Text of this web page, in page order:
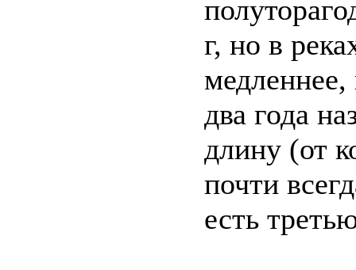
г, но в
два года
длину (от
почти
есть